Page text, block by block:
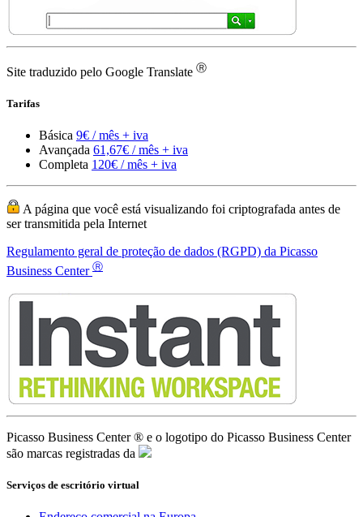
Básica9€ / mês + iva
Avançada61,67€ / mês + iva
A página que você está visualizando foi criptografada antes de
Regulamento geral de proteção de dados (RGPD) da Picasso
Business CenterⓇ
Picasso Business Center ® e o logotipo do Picasso Business Center
são marcas registradas da
Serviços de escritório virtual
Desenho web básico
Números de telefone europeus
Números de fax europeus
Envio de cartas da Europa
Domínios .ES ou .EU
Atendimento de chamadas
Hospedagem europeia SSL/TLS
Wordpress/Prestashop
Diretórios de empresas europeias